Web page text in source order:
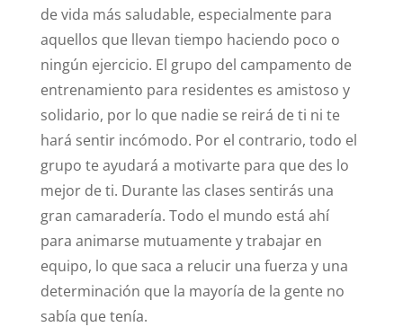
de vida más saludable, especialmente para
aquellos que llevan tiempo haciendo poco o
ningún ejercicio. El grupo del campamento de
entrenamiento para residentes es amistoso y
solidario, por lo que nadie se reirá de ti ni te
hará sentir incómodo. Por el contrario, todo el
grupo te ayudará a motivarte para que des lo
mejor de ti. Durante las clases sentirás una
gran camaradería. Todo el mundo está ahí
para animarse mutuamente y trabajar en
equipo, lo que saca a relucir una fuerza y una
determinación que la mayoría de la gente no
sabía que tenía.